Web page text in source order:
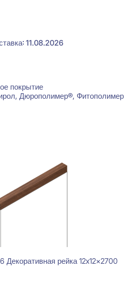
11.08.2026
покрытие
Дюрополимер®, Фитополимер
Декоративная рейка 12x12x2700